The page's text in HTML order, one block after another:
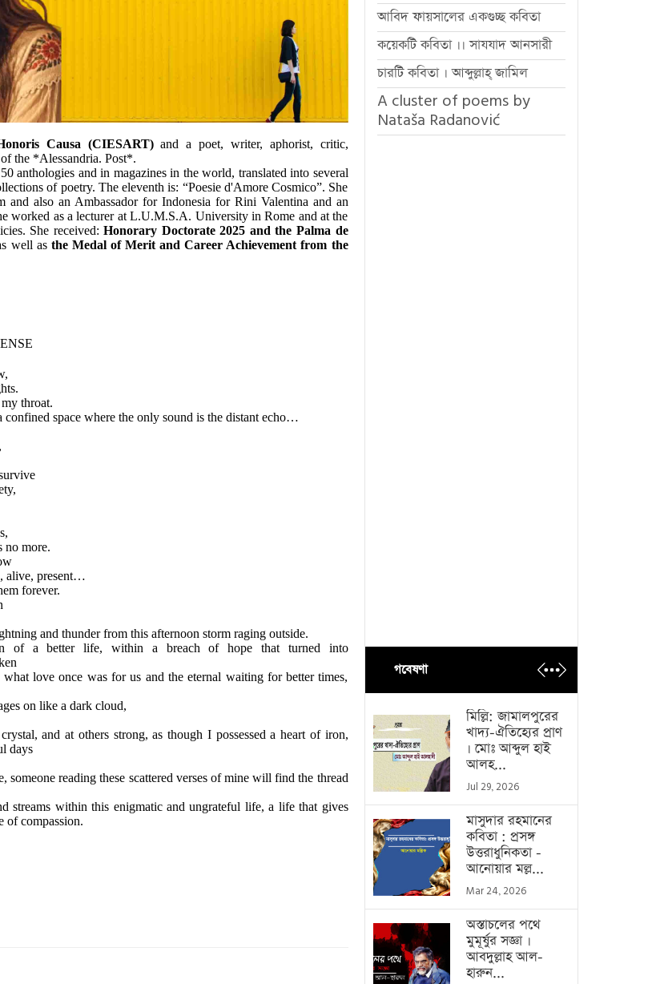
Causa (CIESART)and a poet, writer, aphorist, critic,
the *Alessandria. Post*.
anthologies and in magazines in the world, translated into several
of poetry. The eleventh is: “Poesie d'Amore Cosmico”. She
and also an Ambassador for Indonesia for Rini Valentina and an
worked as a lecturer at L.U.M.S.A. University in Rome and at the
She received:Honorary Doctorate 2025 and the Palma de
well as the Medal of Merit and Career Achievement from the
throat.
space where the only sound is the distant echo…
no more.
alive, present…
forever.
and thunder from this afternoon storm raging outside.
of a better life, within a breach of hope that turned into
what love once was for us and the eternal waiting for better times,
on like a dark cloud,
and at others strong, as though I possessed a heart of iron,
days
reading these scattered verses of mine will find the thread
streams within this enigmatic and ungrateful life, a life that gives
of compassion.
আবিদ ফায়সালের একগুচ্ছ কবিতা
কয়েকটি কবিতা ।। সাযযাদ আনসারী
চারটি কবিতা । আব্দুল্লাহ্ জামিল
A cluster of poems by
Nataša Radanović
গবেষণা
মিল্লি: জামালপুরের
খাদ্য-ঐতিহ্যের প্রাণ
। মোঃ আব্দুল হাই
আলহ...
Jul 29, 2026
মাসুদার রহমানের
কবিতা : প্রসঙ্গ
উত্তরাধুনিকতা -
আনোয়ার মল্ল...
Mar 24, 2026
অস্তাচলের পথে
মুমূর্ষুর সজ্ঞা ।
আবদুল্লাহ আল-
হারুন...